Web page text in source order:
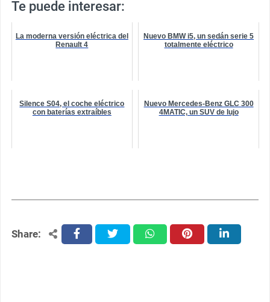
Te puede interesar:
La moderna versión eléctrica del
Renault 4
Nuevo BMW i5, un sedán serie 5
totalmente eléctrico
Silence S04, el coche eléctrico
con baterías extraíbles
Nuevo Mercedes-Benz GLC 300
4MATIC, un SUV de lujo
Share: facebooktwitter whatsapppinterest linkedin